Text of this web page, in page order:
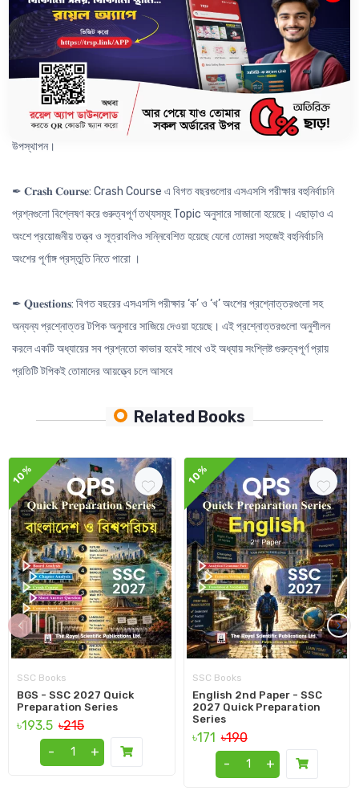
✒ 𝐂𝐨𝐦𝐩𝐫𝐞𝐡𝐞𝐧𝐬𝐢𝐯𝐞 𝐐𝐮𝐞𝐬𝐭𝐢𝐨𝐧: বিগত বছরের প্রশ্নগুলো Analysis করে তৈরি করা
প্রতিটি অধ্যায়ের ২-৩ টি CQ যা অনুশীলনের মাধ্যমে পুরো অধ্যায়ের সকল গুরুত্বপূর্ণ
Concept তো কাভার হবেই; সাথে বিগত বছরের সকল বোর্ড প্রশ্ন সমাধান করা হয়ে যাবে।
✒ 𝐁𝐨𝐚𝐫𝐝 𝐀𝐧𝐚𝐥𝐲𝐬𝐢𝐬: বোর্ড এনালাইসিস এর মাধ্যমে কোনো একটি অধ্যায় MCQ বা CQ এর
জন্য কোন Topic টি কোন বোর্ডের জন্য কতটা গুরুত্বপূর্ণ চুলচেরা বিশ্লেষণের মাধ্যমে
উপস্থাপন।
✒ 𝐂𝐫𝐚𝐬𝐡 𝐂𝐨𝐮𝐫𝐬𝐞: Crash Course এ বিগত বছরগুলোর এসএসসি পরীক্ষার বহুনির্বাচনি
প্রশ্নগুলো বিশ্লেষণ করে গুরুত্বপূর্ণ তথ্যসমূহ Topic অনুসারে সাজানো হয়েছে। এছাড়াও এ
অংশে প্রয়োজনীয় তত্ত্ব ও সূত্রাবলিও সন্নিবেশিত হয়েছে যেনো তোমরা সহজেই বহুনির্বাচনি
অংশের পূর্ণাঙ্গ প্রস্তুতি নিতে পারো ।
✒ 𝐐𝐮𝐞𝐬𝐭𝐢𝐨𝐧𝐬: বিগত বছরের এসএসসি পরীক্ষার ‘ক’ ও ‘খ’ অংশের প্রশ্নোত্তরগুলো সহ
অন্যন্য প্রশ্নোত্তর টপিক অনুসারে সাজিয়ে দেওয়া হয়েছে। এই প্রশ্নোত্তরগুলো অনুশীলন
করলে একটি অধ্যায়ের সব প্রশ্নতো কাভার হবেই সাথে ওই অধ্যায় সংশ্লিষ্ট গুরুত্বপূর্ণ প্রায়
প্রতিটি টপিকই তোমাদের আয়ত্ত্বে চলে আসবে
Related Books
10%
SSC Books
BGS - SSC 2027 Quick
Preparation Series
৳193.5 ৳215
-
+
10%
SSC Books
English 2nd Paper - SSC
2027 Quick Preparation
Series
৳171 ৳190
-
+
‹ ›